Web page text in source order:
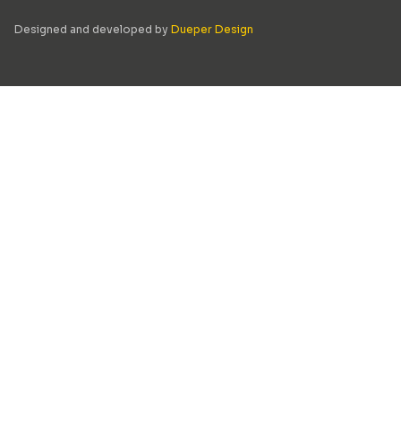
Designed and developed by Dueper Design